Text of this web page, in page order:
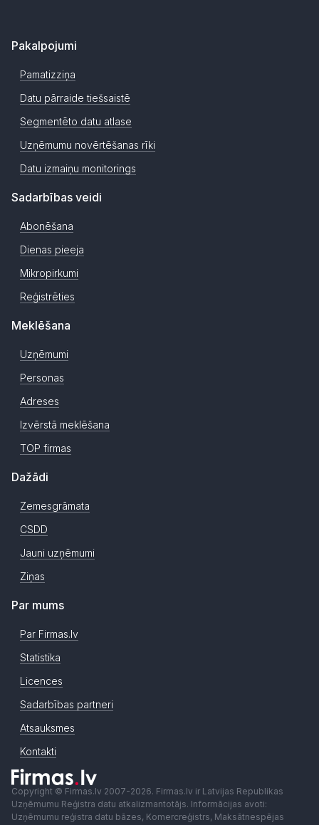
Pakalpojumi
Pamatizziņa
Datu pārraide tiešsaistē
Segmentēto datu atlase
Uzņēmumu novērtēšanas rīki
Datu izmaiņu monitorings
Sadarbības veidi
Abonēšana
Dienas pieeja
Mikropirkumi
Reģistrēties
Meklēšana
Uzņēmumi
Personas
Adreses
Izvērstā meklēšana
TOP firmas
Dažādi
Zemesgrāmata
CSDD
Jauni uzņēmumi
Ziņas
Par mums
Par Firmas.lv
Statistika
Licences
Sadarbības partneri
Atsauksmes
Kontakti
Copyright © Firmas.lv 2007-2026. Firmas.lv ir Latvijas Republikas
Uzņēmumu Reģistra datu atkalizmantotājs. Informācijas avoti:
Uzņēmumu reģistra datu bāzes, Komercreģistrs, Maksātnespējas